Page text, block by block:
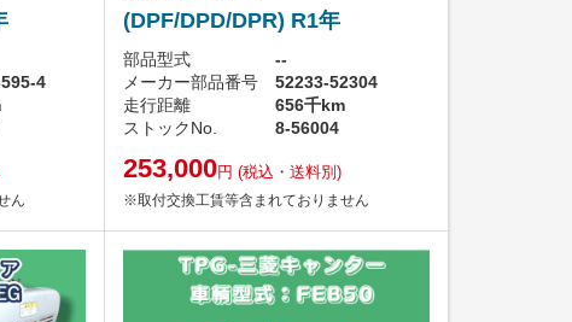
4
ん
(DPF/DPD/DPR) R1年
部品型式
--
メーカー部品番号
52233-52304
走行距離
656千km
ストックNo.
8-56004
253,000円 (税込・送料別)
※取付交換工賃等含まれておりません